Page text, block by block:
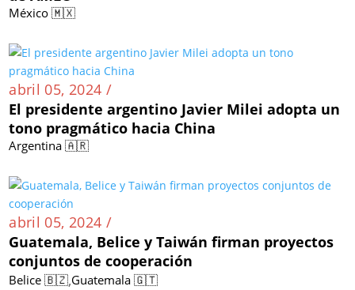
México 🇲🇽
abril 05, 2024 /
El presidente argentino Javier Milei adopta un
tono pragmático hacia China
Argentina 🇦🇷
abril 05, 2024 /
Guatemala, Belice y Taiwán firman proyectos
conjuntos de cooperación
Belice 🇧🇿,Guatemala 🇬🇹